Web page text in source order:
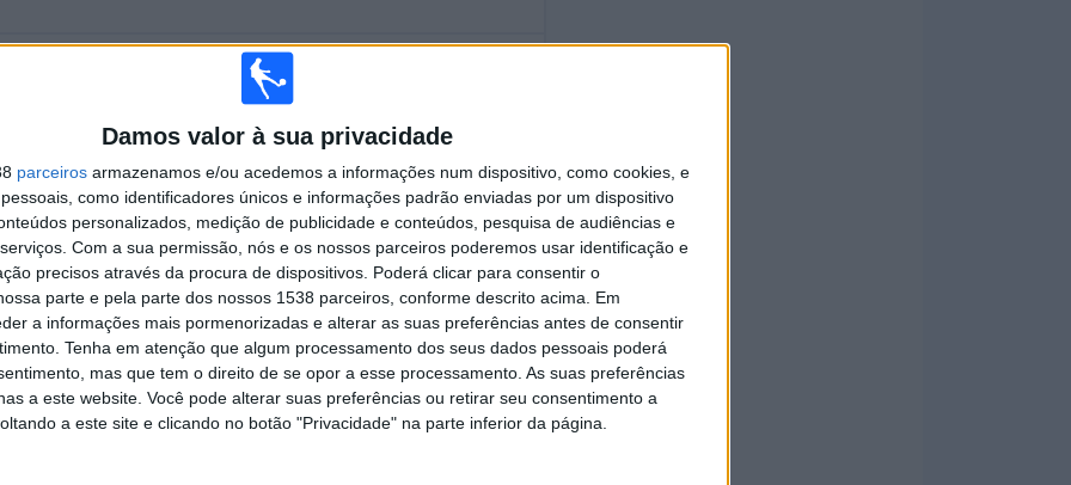
Damos valor à sua privacidade
parceiros armazenamos e/ou acedemos a informações num dispositivo, como cookies, e
como identificadores únicos e informações padrão enviadas por um dispositivo
personalizados, medição de publicidade e conteúdos, pesquisa de audiências e
Com a sua permissão, nós e os nossos parceiros poderemos usar identificação e
precisos através da procura de dispositivos. Poderá clicar para consentir o
parte e pela parte dos nossos 1538 parceiros, conforme descrito acima. Em
a informações mais pormenorizadas e alterar as suas preferências antes de consentir
Tenha em atenção que algum processamento dos seus dados pessoais poderá
mas que tem o direito de se opor a esse processamento. As suas preferências
a este website. Você pode alterar suas preferências ou retirar seu consentimento a
a este site e clicando no botão "Privacidade" na parte inferior da página.
VS Central
TOTAL
7
COMPETIÇÕES
RANKING POR COMPETIÇÕES
Campeonato Argentino
170 (59,23%)
Copa de la Liga Argentina
69 (24,04%)
Copa Libertadores
29 (10,1%)
Copa Argentina
12 (4,18%)
Copa Sul-Americana
4 (1,39%)
Ver ranking completo